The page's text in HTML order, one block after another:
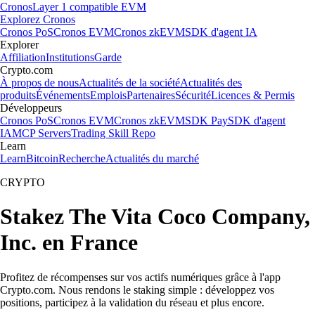
CronosLayer 1 compatible EVM
Explorez Cronos
Cronos PoSCronos EVMCronos zkEVMSDK d'agent IA
Explorer
AffiliationInstitutionsGarde
Crypto.com
À propos de nousActualités de la sociétéActualités des
produitsÉvénementsEmploisPartenairesSécuritéLicences & Permis
Développeurs
Cronos PoSCronos EVMCronos zkEVMSDK PaySDK d'agent
IAMCP ServersTrading Skill Repo
Learn
LearnBitcoinRechercheActualités du marché
CRYPTO
Stakez The Vita Coco Company,
Inc. en France
Profitez de récompenses sur vos actifs numériques grâce à l'app
Crypto.com. Nous rendons le staking simple : développez vos
positions, participez à la validation du réseau et plus encore.